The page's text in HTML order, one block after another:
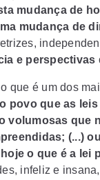
mudança de
mudança de
e perspectivas
que é um dos
povo que as
volumosas que
(...)
o que é a lei
infeliz e